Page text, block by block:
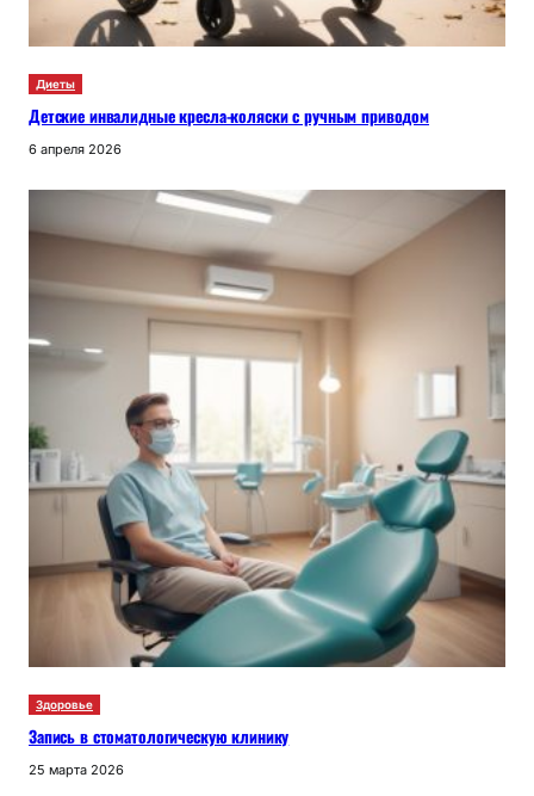
Диеты
Детские инвалидные кресла-коляски с ручным приводом
6 апреля 2026
Здоровье
Запись в стоматологическую клинику
25 марта 2026